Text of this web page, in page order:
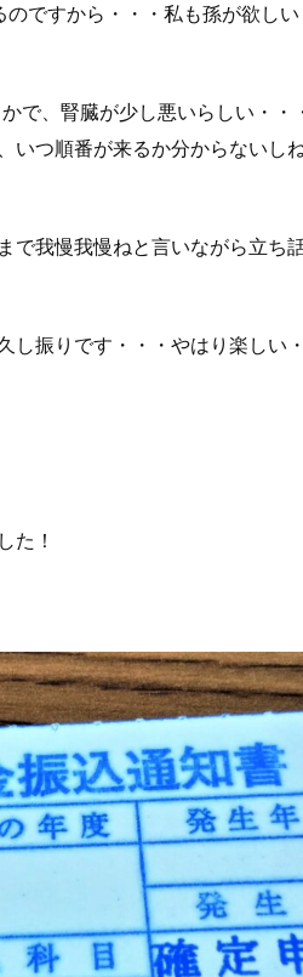
ですから・・・私も孫が欲しい
で、腎臓が少し悪いらしい・・
いつ順番が来るか分からないし
我慢我慢ねと言いながら立ち
し振りです・・・やはり楽しい
た！